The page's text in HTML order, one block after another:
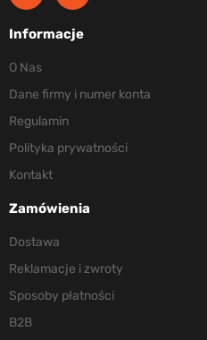
Informacje
O Nas
Dane firmy i numer konta
Regulamin
Polityka prywatności
Kontakt
Zamówienia
Dostawa
Reklamacje i zwroty
Sposoby płatności
B2B